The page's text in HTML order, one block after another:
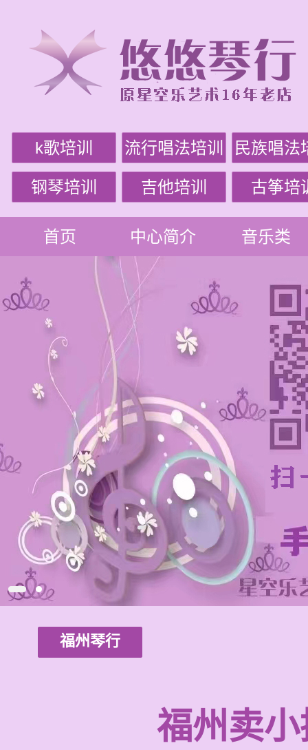
k歌培训 流行唱法培训 民族唱法
钢琴培训 吉他培训 古筝培
首页 中心简介 音乐类
福州琴行
福州卖